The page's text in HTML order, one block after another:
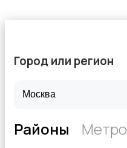
Город или регион
Районы Метро